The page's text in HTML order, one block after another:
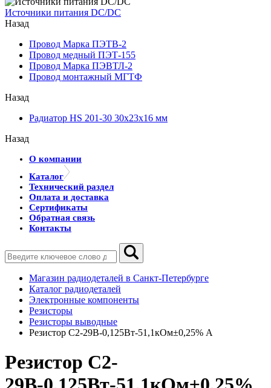
Источники питания DC/DC
Назад
Провод Марка ПЭТВ-2
Провод медный ПЭТ-155
Провод Марка ПЭВТЛ-2
Провод монтажный МГТФ
Назад
Радиатор HS 201-30 30х23х16 мм
Назад
О компании
Каталог
Технический раздел
Оплата и доставка
Сертификаты
Обратная связь
Контакты
Магазин радиодеталей в Санкт-Петербурге
Каталог радиодеталей
Электронные компоненты
Резисторы
Резисторы выводные
Резистор С2-29В-0,125Вт-51,1кОм±0,25% А
Резистор С2-